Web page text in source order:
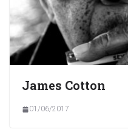
James Cotton
01/06/2017